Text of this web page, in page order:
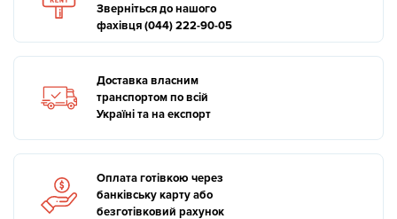
Зверніться до нашого
фахівця (044) 222-90-05
Доставка власним
транспортом по всій
Україні та на експорт
Оплата готівкою через
банківську карту або
безготівковий рахунок